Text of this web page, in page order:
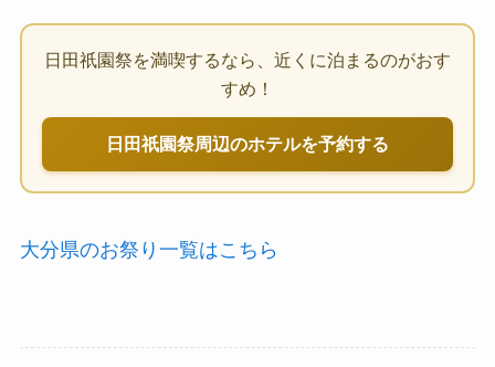
日田祇園祭を満喫するなら、近くに泊まるのがおす
すめ！
日田祇園祭周辺のホテルを予約する
大分県のお祭り一覧はこちら